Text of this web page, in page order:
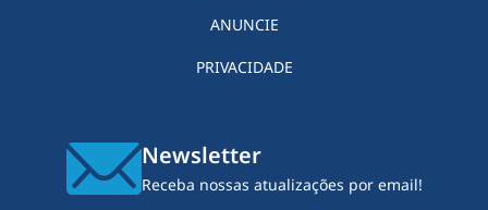
ANUNCIE
PRIVACIDADE
Newsletter
Receba nossas atualizações por email!